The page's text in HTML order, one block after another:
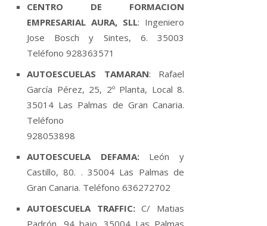
CENTRO DE FORMACION
EMPRESARIAL AURA, SLL: Ingeniero
Jose Bosch y Sintes, 6. 35003
Teléfono 928363571
AUTOESCUELAS TAMARAN: Rafael
Garcí­a Pérez, 25, 2º Planta, Local 8.
35014 Las Palmas de Gran Canaria.
Teléfono
928053898
AUTOESCUELA DEFAMA:León y
Castillo, 80. . 35004 Las Palmas de
Gran Canaria. Teléfono 636272702
AUTOESCUELA TRAFFIC:C/ Matias